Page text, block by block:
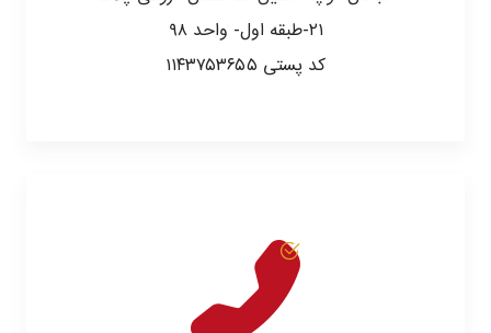
۲۱-طبقه اول- واحد ۹۸
کد پستی ۱۱۴۳۷۵۳۶۵۵